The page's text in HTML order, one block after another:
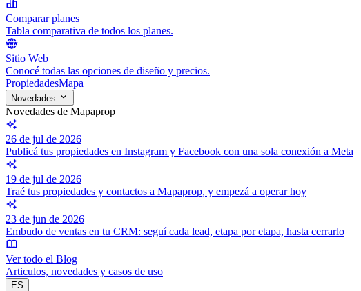
Comparar planes
Tabla comparativa de todos los planes.
Sitio Web
Conocé todas las opciones de diseño y precios.
PropiedadesMapa
Novedades
Novedades de Mapaprop
26 de jul de 2026
Publicá tus propiedades en Instagram y Facebook con una sola conexión a Meta
19 de jul de 2026
Traé tus propiedades y contactos a Mapaprop, y empezá a operar hoy
23 de jun de 2026
Embudo de ventas en tu CRM: seguí cada lead, etapa por etapa, hasta cerrarlo
Ver todo el Blog
Articulos, novedades y casos de uso
ES